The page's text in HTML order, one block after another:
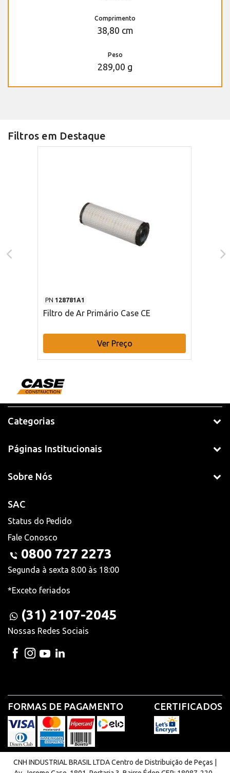
Comprimento
38,80 cm
Peso
289,00 g
Filtros em Destaque
PN 128781A1
Filtro de Ar Primário Case CE
Ver Preço
Categorias
Páginas Institucionais
Sobre Nós
SAC
Status do Pedido
Fale Conosco
0800 727 2273
Segunda à sexta 8:00 às 18:00
*Exceto feriados
(31) 2107-2045
Nossas Redes Sociais
FORMAS DE PAGAMENTO CERTIFICADOS
CNH INDUSTRIAL BRASIL LTDA Centro de Distribuição de Peças |